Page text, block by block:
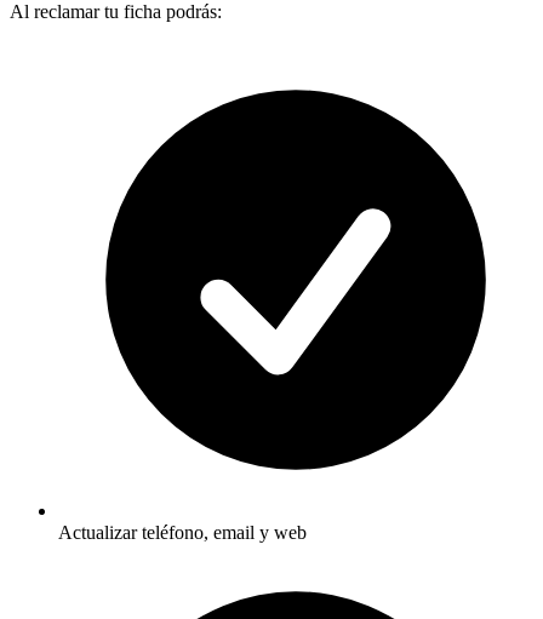
Al reclamar tu ficha podrás:
Actualizar teléfono, email y web